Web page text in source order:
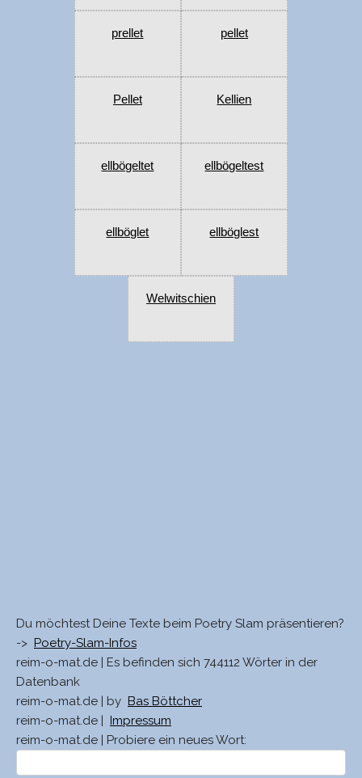
prellet pellet
Pellet Kellien
ellbögeltet ellbögeltest
ellböglet ellböglest
Welwitschien
Du möchtest Deine Texte beim Poetry Slam präsentieren?
-> Poetry-Slam-Infos
reim-o-mat.de | Es befinden sich 744112 Wörter in der
Datenbank
reim-o-mat.de | by Bas Böttcher
reim-o-mat.de |
Impressum
reim-o-mat.de | Probiere ein neues Wort: